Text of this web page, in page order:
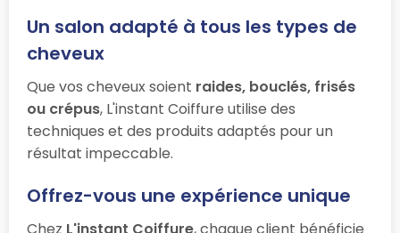
Un salon adapté à tous les types de
cheveux
Que vos cheveux soient raides, bouclés, frisés
ou crépus, L'instant Coiffure utilise des
techniques et des produits adaptés pour un
résultat impeccable.
Offrez-vous une expérience unique
Chez L'instant Coiffure, chaque client bénéficie